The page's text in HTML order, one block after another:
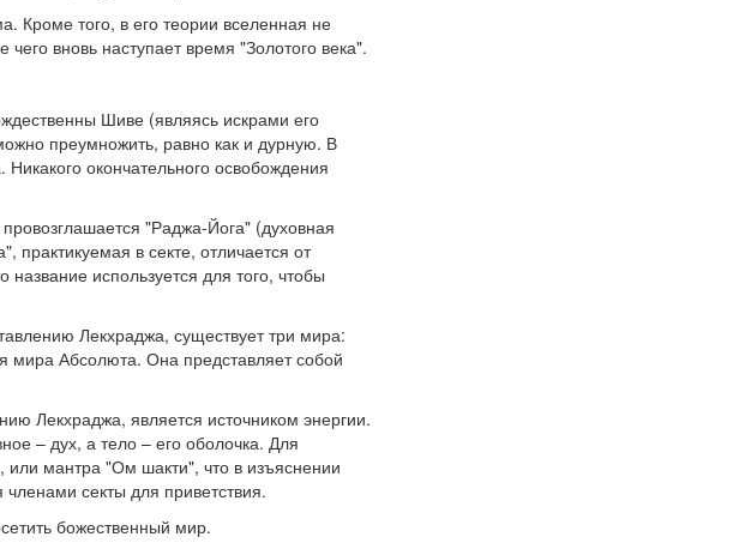
Кроме того, в его теории вселенная не
вновь наступает время "Золотого века".
Шиве (являясь искрами его
преумножить, равно как и дурную. В
окончательного освобождения
"Раджа-Йога" (духовная
в секте, отличается от
используется для того, чтобы
Лекхраджа, существует три мира:
мира Абсолюта. Она представляет собой
Лекхраджа, является источником энергии.
– дух, а тело – его оболочка. Для
мантра "Ом шакти", что в изъяснении
секты для приветствия.
божественный мир.